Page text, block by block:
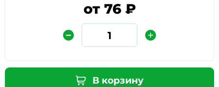
от 76 ₽
В корзину
Защита от автоматических сообщений